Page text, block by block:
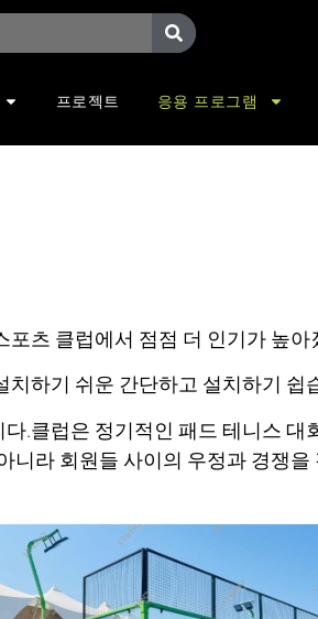
프로젝트 응용 프로그램
츠 클럽에서 점점 더 인기가 높
하기 쉬운 간단하고 설치하기
.클럽은 정기적인 패드 테니스
니라 회원들 사이의 우정과 경쟁